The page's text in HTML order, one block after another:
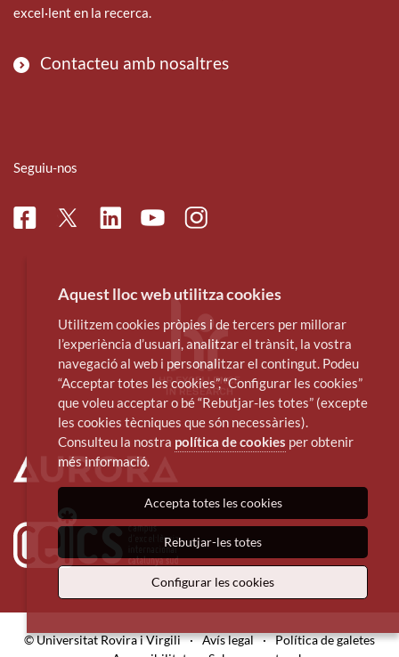
excel·lent en la recerca.
Contacteu amb nosaltres
Seguiu-nos
FacebookTwitterLinkedinYoutubeInstagram
© Universitat Rovira i Virgili · Avís legal · Política de galetes
Aquest lloc web utilitza cookies
Utilitzem cookies pròpies i de tercers per millorar
l’experiència d’usuari, analitzar el trànsit, la vostra
navegació al web i personalitzar el contingut. Podeu
“Acceptar totes les cookies”, “Configurar les cookies”
que voleu acceptar o bé “Rebutjar-les totes” (excepte
les cookies tècniques que són necessàries).
Consulteu la nostra política de cookies per obtenir
més informació.
Accepta totes les cookies
Rebutjar-les totes
Configurar les cookies